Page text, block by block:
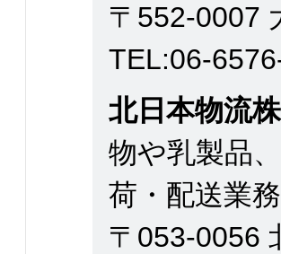
〒552-0007
TEL:06-
北日本物流
物や乳製品
荷・配送業務
〒053-0056